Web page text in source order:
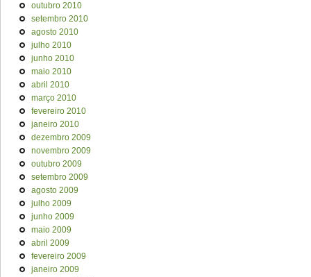
outubro 2010
setembro 2010
agosto 2010
julho 2010
junho 2010
maio 2010
abril 2010
março 2010
fevereiro 2010
janeiro 2010
dezembro 2009
novembro 2009
outubro 2009
setembro 2009
agosto 2009
julho 2009
junho 2009
maio 2009
abril 2009
fevereiro 2009
janeiro 2009